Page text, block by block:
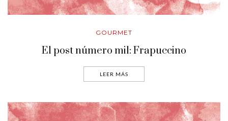
GOURMET
El post número mil: Frapuccino
LEER MÁS